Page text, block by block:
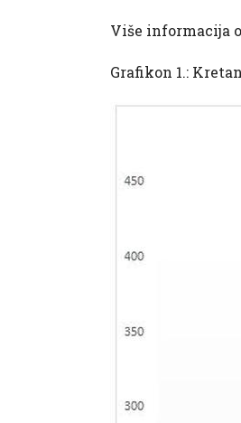
Više informacija
Grafikon 1.: